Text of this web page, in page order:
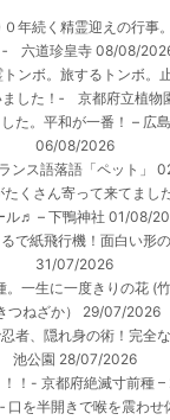
年続く精霊迎えの行事
‐ 六道珍皇寺 08/08/
ンボ。旅するトンボ。
した！‐ 京都府立植物
た。平和が一番！ – 広
06/08/2026
ンス語落語「ペット」
くさん寄って来てまし
ル♬ – 下鴨神社 01/08/
で紙飛行機！面白い形
31/07/2026
。一生に一度きりの花 (
つねざか）
29/07/2026
者、隠れ身の術！完全
池公園 28/07/2026
！- 京都府絶滅寸前種 –
口を半開きで喉を震わせ